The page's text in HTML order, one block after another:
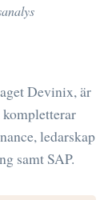
Devinix, är
ledarskap
samt SAP.